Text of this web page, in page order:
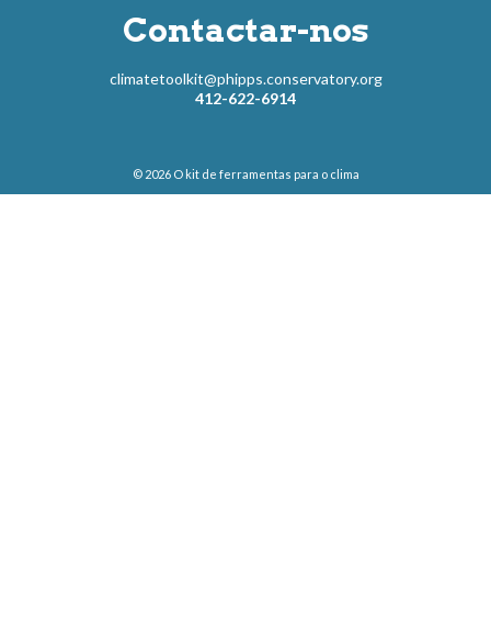
Contactar-nos
climatetoolkit@phipps.conservatory.org
412-622-6914
© 2026O kit de ferramentas para o clima